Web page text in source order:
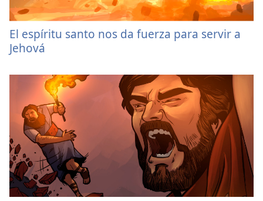
El espíritu santo nos da fuerza para servir a
Jehová